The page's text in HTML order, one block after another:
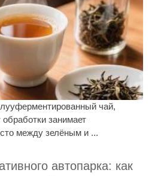
чай,
занимает
между зелёным и ...
автопарка: как